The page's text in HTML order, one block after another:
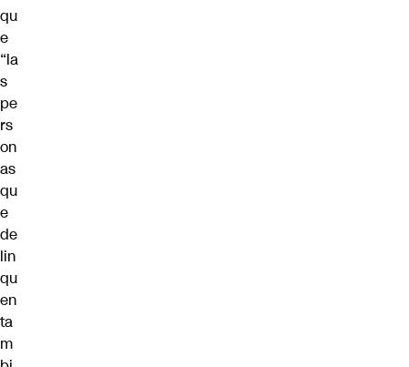
qu
e
“la
s
pe
rs
on
as
qu
e
de
lin
qu
en
ta
m